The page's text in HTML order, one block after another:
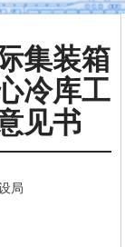
集装箱
冷库工
见书
局